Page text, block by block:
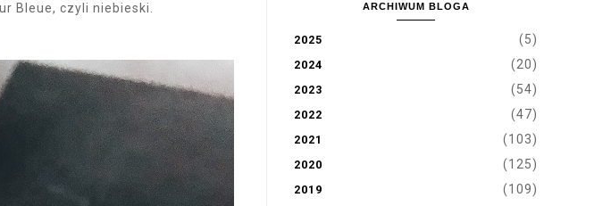
Bleue, czyli niebieski. ARCHIWUM BLOGA
2025 (5)
2024 (20)
2023 (54)
2022 (47)
2021 (103)
2020 (125)
2019 (109)